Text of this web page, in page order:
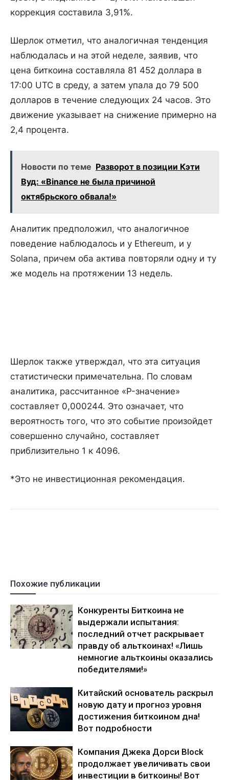
коррекция составила 3,91%.
Шерлок отметил, что аналогичная тенденция
наблюдалась и на этой неделе, заявив, что
цена биткоина составляла 81 452 доллара в
17:00 UTC в среду, а затем упала до 79 500
долларов в течение следующих 24 часов. Это
движение указывает на снижение примерно на
2,4 процента.
Новости по теме Разворот в позиции Кэти
Вуд: «Binance не была причиной
октябрьского обвала!»
Аналитик предположил, что аналогичное
поведение наблюдалось и у Ethereum, и у
Solana, причем оба актива повторяли одну и ту
же модель на протяжении 13 недель.
Шерлок также утверждал, что эта ситуация
статистически примечательна. По словам
аналитика, рассчитанное «P-значение»
составляет 0,000244. Это означает, что
вероятность того, что это событие произойдет
совершенно случайно, составляет
приблизительно 1 к 4096.
*Это не инвестиционная рекомендация.
Похожие публикации
Конкуренты Биткоина не
выдержали испытания:
последний отчет раскрывает
правду об альткоинах! «Лишь
немногие альткоины оказались
победителями!»
Китайский основатель раскрыл
новую дату и прогноз уровня
достижения биткоином дна!
Вот подробности
Компания Джека Дорси Block
продолжает увеличивать свои
инвестиции в биткоины! Вот